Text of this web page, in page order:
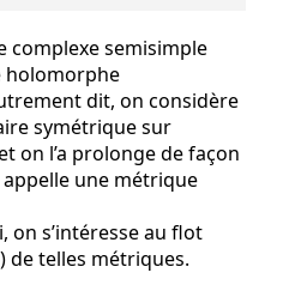
complexe semisimple
holomorphe
dit, on considère
symétrique sur
on l’a prolonge de façon
appelle une métrique
on s’intéresse au flot
de telles métriques.